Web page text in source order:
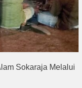
Sokaraja Melalui